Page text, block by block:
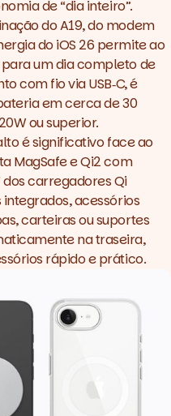
de “dia inteiro”.
do A19, do modem
doiOS 26 permite ao
um dia completo de
com fio via USB‑C, é
em cerca de 30
ou superior.
é significativo face ao
MagSafe e Qi2 com
dos carregadores Qi
acessórios
carteiras ou suportes
na traseira,
rápido e prático.